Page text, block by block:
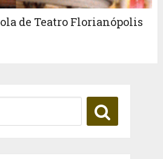
de Teatro Florianópolis